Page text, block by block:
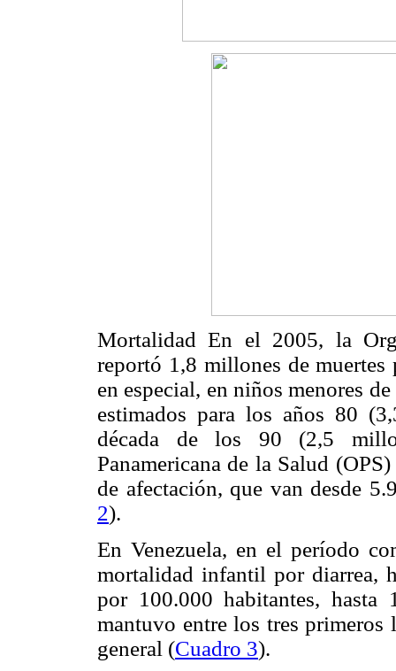
Mortalidad En el 2005, la
reportó 1,8 millones de
en especial, en niños menores
estimados para los años 80
década de los 90 (2,5
Panamericana de la Salud
de afectación, que van desde
2).
En Venezuela, en el período
mortalidad infantil por diarrea,
por 100.000 habitantes, hasta
mantuvo entre los tres
general (Cuadro 3).